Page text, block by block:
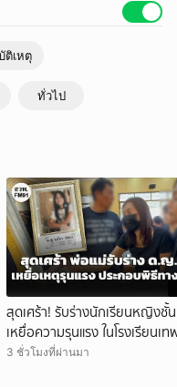
ติเหตุ
ทั่วไป
สุดเศร้า! รับร่างนักเรียนหญิงชั้
เหยื่อความรุนแรง ในโรงเรียนเ
นนท์ ตั้งสวดที่วัดลาดปลาดุก
3 ชั่วโมงที่ผ่านมา